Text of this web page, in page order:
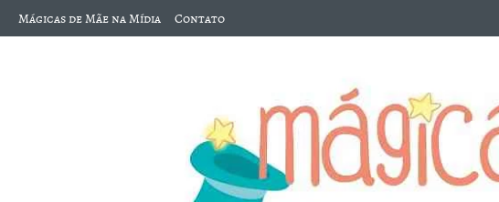
Mágicas de Mãe na Mídia Contato